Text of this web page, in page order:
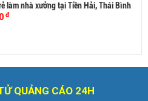
làm nhà xưởng tại Tiền Hải, Thái Bình
đ
QUẢNG CÁO 24H